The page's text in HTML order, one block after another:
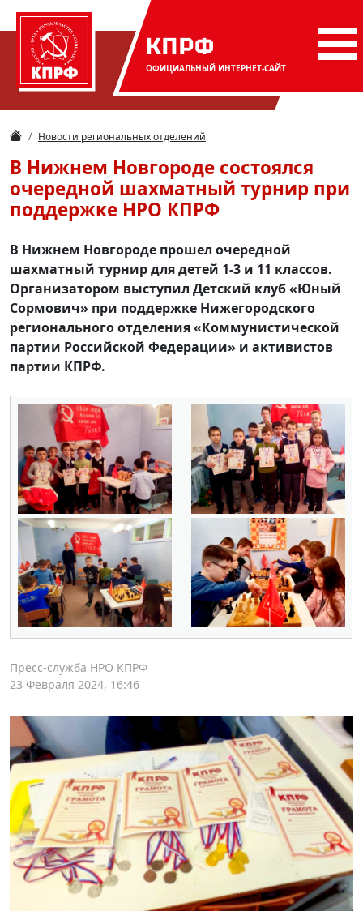
КПРФ
ОФИЦИАЛЬНЫЙ ИНТЕРНЕТ-САЙТ
Новости региональных отделений
В Нижнем Новгороде состоялся
очередной шахматный турнир при
поддержке НРО КПРФ
В Нижнем Новгороде прошел очередной
шахматный турнир для детей 1-3 и 11 классов.
Организатором выступил Детский клуб «Юный
Сормович» при поддержке Нижегородского
регионального отделения «Коммунистической
партии Российской Федерации» и активистов
партии КПРФ.
Пресс-служба НРО КПРФ
23 Февраля 2024, 16:46